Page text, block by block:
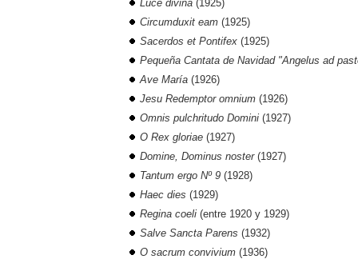
Luce divina (1925)
Circumduxit eam (1925)
Sacerdos et Pontifex (1925)
Pequeña Cantata de Navidad "Angelus ad
Ave María (1926)
Jesu Redemptor omnium (1926)
Omnis pulchritudo Domini (1927)
O Rex gloriae (1927)
Domine, Dominus noster(1927)
Tantum ergo Nº 9 (1928)
Haec dies (1929)
Regina coeli (entre 1920 y 1929)
Salve Sancta Parens (1932)
O sacrum convivium (1936)